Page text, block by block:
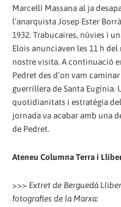
Marcel·lí Massana al ja
l’anarquista Josep Ester
1932. Trabucaires, núvies i
Elois anunciaven les 11 h
nostre visita. A continuació
Pedret des d’on vam
guerrillera de Santa Eugínia.
quotidianitats i estratègia
jornada va acabar amb una
de Pedret.
Ateneu Columna Terra i
>>> Extret de Berguedà
fotografies de la Marxa: